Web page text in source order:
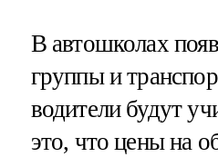
В автошколах
группы и
водители будут
это, что цены на